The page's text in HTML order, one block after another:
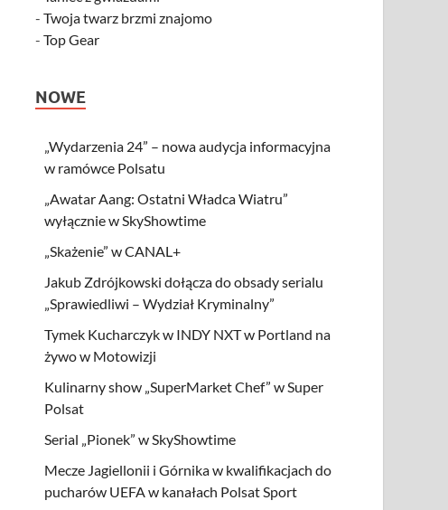
-Twoja twarz brzmi znajomo
-Top Gear
NOWE
„Wydarzenia 24” – nowa audycja informacyjna
w ramówce Polsatu
„Awatar Aang: Ostatni Władca Wiatru”
wyłącznie w SkyShowtime
„Skażenie” w CANAL+
Jakub Zdrójkowski dołącza do obsady serialu
„Sprawiedliwi – Wydział Kryminalny”
Tymek Kucharczyk w INDY NXT w Portland na
żywo w Motowizji
Kulinarny show „SuperMarket Chef” w Super
Polsat
Serial „Pionek” w SkyShowtime
Mecze Jagiellonii i Górnika w kwalifikacjach do
pucharów UEFA w kanałach Polsat Sport